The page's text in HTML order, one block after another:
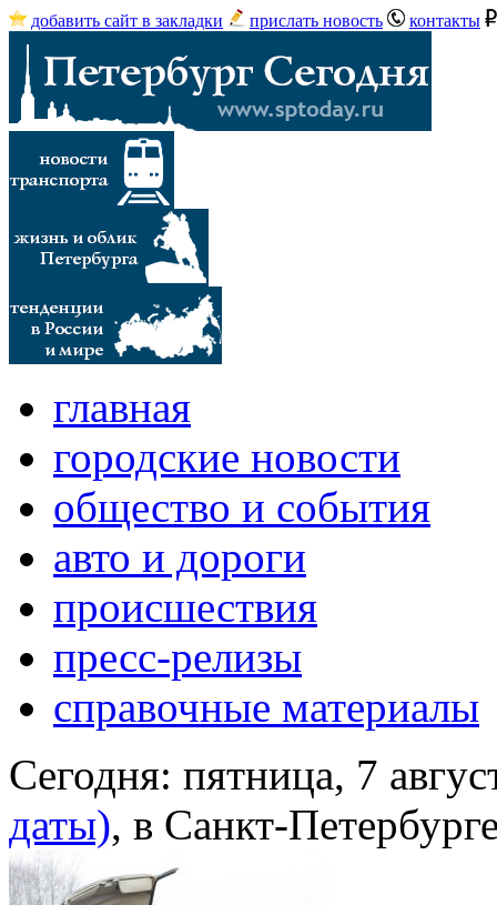
добавить сайт в закладки прислать новость контакты
главная
городские новости
общество и события
авто и дороги
происшествия
пресс-релизы
справочные материалы
Сегодня: пятница, 7
даты), в Санкт-